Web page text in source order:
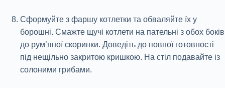
Сформуйте з фаршу котлетки та обваляйте їх у
борошні. Смажте щучі котлети на пательні з обох боків
до рум’яної скоринки. Доведіть до повної готовності
під нещільно закритою кришкою. На стіл подавайте із
солоними грибами.